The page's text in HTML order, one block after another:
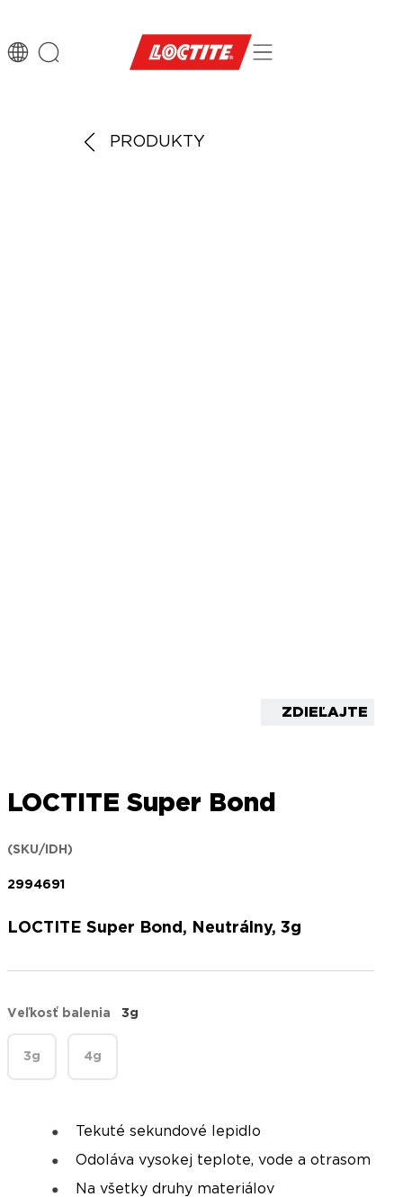
PRODUKTY
ZDIEĽAJTE
LOCTITE Super Bond
(SKU/IDH)
2994691
LOCTITE Super Bond, Neutrálny, 3g
Veľkosť balenia 3g
3g 4g
Tekuté sekundové lepidlo
Odoláva vysokej teplote, vode a otrasom
Na všetky druhy materiálov